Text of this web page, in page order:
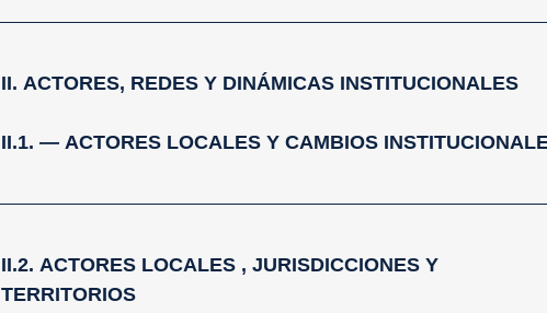
II. ACTORES, REDES Y DINÁMICAS INSTITUCIONALES
II.1. — ACTORES LOCALES Y CAMBIOS
II.2. ACTORES LOCALES , JURISDICCIONES Y
TERRITORIOS